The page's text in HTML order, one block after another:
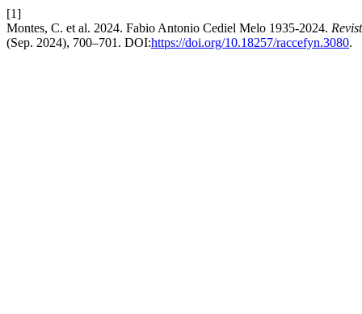
[1]
Montes, C. et al. 2024. Fabio Antonio Cediel Melo 1935-2024.
(Sep. 2024), 700–701. DOI:https://doi.org/10.18257/raccefyn.3080.